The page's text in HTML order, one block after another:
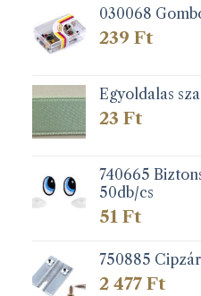
030068
239 Ft
Egyoldalas
23 Ft
740665
50db/cs
51 Ft
750885
2 477 Ft